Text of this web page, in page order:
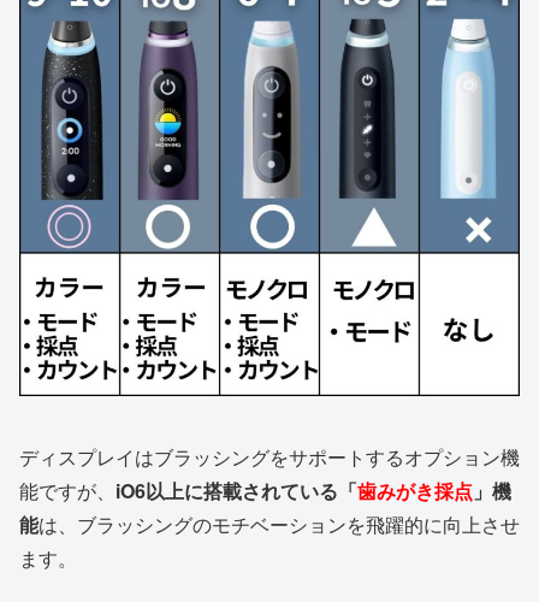
ディスプレイはブラッシングをサポートするオプション機
能ですが、 iO6以上に搭載されている「歯みがき採点 」機
能は、ブラッシングのモチベーションを飛躍的に向上させ
ます。